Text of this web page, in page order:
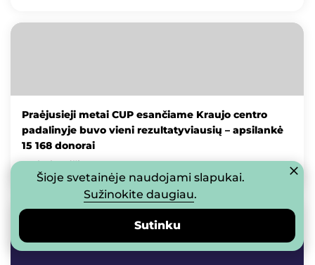
Praėjusieji metai CUP esančiame Kraujo centro
padalinyje buvo vieni rezultatyviausių – apsilankė
15 168 donorai
09 balandžio, 2021
Šioje svetainėje naudojami slapukai.
Sužinokite daugiau.
Sutinku